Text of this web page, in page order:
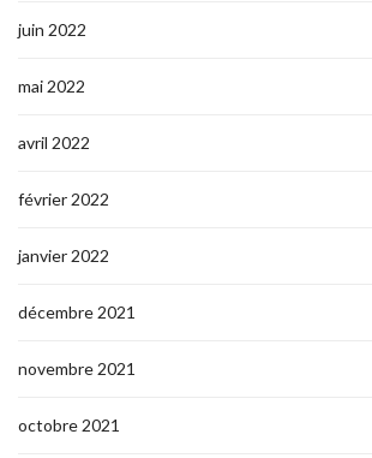
juin 2022
mai 2022
avril 2022
février 2022
janvier 2022
décembre 2021
novembre 2021
octobre 2021